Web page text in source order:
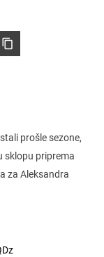
prošle sezone,
sklopu priprema
za Aleksandra